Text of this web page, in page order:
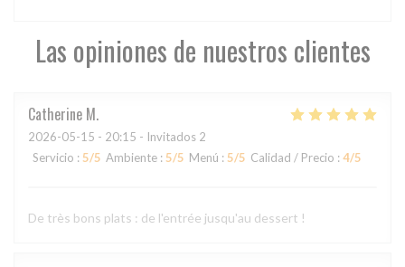
Las opiniones de nuestros clientes
Catherine M
2026-05-15 - 20:15 - Invitados 2
Servicio : 5/5 Ambiente : 5/5 Menú : 5/5 Calidad / Precio : 4/5
De très bons plats : de l'entrée jusqu'au dessert !